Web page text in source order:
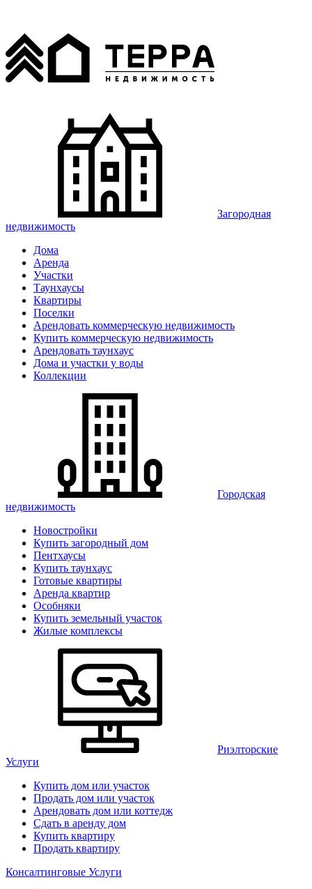
Загородная
недвижимость
Дома
Аренда
Участки
Таунхаусы
Квартиры
Поселки
Арендовать коммерческую недвижимость
Купить коммерческую недвижимость
Арендовать таунхаус
Дома и участки у воды
Коллекции
Городская
недвижимость
Новостройки
Купить загородный дом
Пентхаусы
Купить таунхаус
Готовые квартиры
Аренда квартир
Особняки
Купить земельный участок
Жилые комплексы
Риэлторские
Услуги
Купить дом или участок
Продать дом или участок
Арендовать дом или коттедж
Сдать в аренду дом
Купить квартиру
Продать квартиру
Консалтинговые Услуги